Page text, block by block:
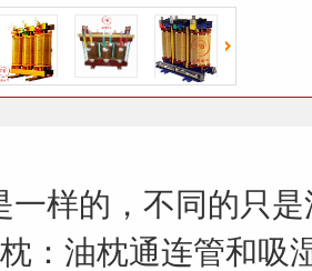
一样的，不同的只
：油枕通连管和吸